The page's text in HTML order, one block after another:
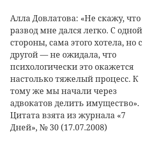
Алла Довлатова: «Не скажу, что
развод мне дался легко. С одной
стороны, сама этого хотела, но с
другой — не ожидала, что
психологически это окажется
настолько тяжелый процесс. К
тому же мы начали через
адвокатов делить имущество».
Цитата взята из журнала «7
Дней», № 30 (17.07.2008)